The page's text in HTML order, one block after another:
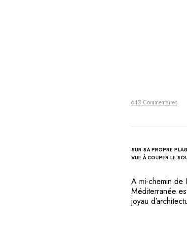
643 Commentaires
SUR SA PROPRE
VUE À COUPER LE
À mi-chemin
Méditerranée
joyau